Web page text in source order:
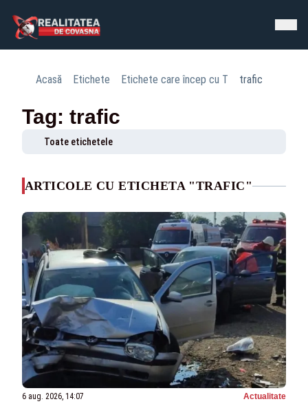
Acasă Etichete Etichete care încep cu T trafic
Tag: trafic
Toate etichetele
ARTICOLE CU ETICHETA "TRAFIC"
6 aug. 2026, 14:07 Actualitate